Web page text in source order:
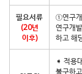
필요서류
(20년
이후)
①연구
연구개
하고 해
➧ 적용
불구하